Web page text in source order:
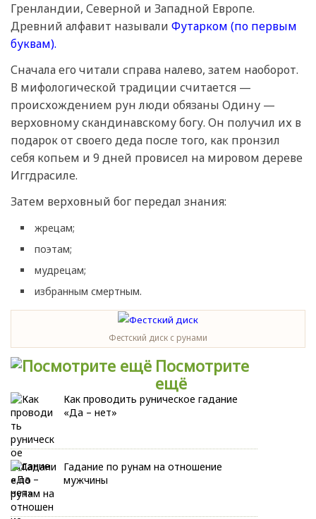
Гренландии, Северной и Западной Европе.
Древний алфавит называли Футарком (по первым
буквам).
Сначала его читали справа налево, затем наоборот.
В мифологической традиции считается —
происхождением рун люди обязаны Одину —
верховному скандинавскому богу. Он получил их в
подарок от своего деда после того, как пронзил
себя копьем и 9 дней провисел на мировом дереве
Иггдрасиле.
Затем верховный бог передал знания:
жрецам;
поэтам;
мудрецам;
избранным смертным.
Фестский диск с рунами
Посмотрите
ещё
Как проводить руническое гадание
«Да – нет»
Гадание по рунам на отношение
мужчины